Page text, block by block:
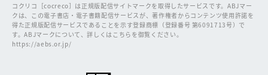
コクリコ［cocreco］は正規版配信サイトマークを取得したサービスです。ABJマー
クは、この電子書店・電子書籍配信サービスが、著作権者からコンテンツ使用許諾を
得た正規版配信サービスであることを示す登録商標（登録番号 第6091713号）で
す。ABJマークについて、詳しくはこちらを御覧ください。
https://aebs.or.jp/